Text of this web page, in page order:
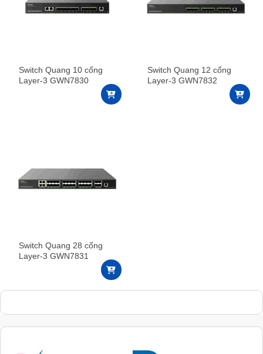
Switch Quang 10 cổng
Layer-3 GWN7830
Switch Quang 12 cổng
Layer-3 GWN7832
Switch Quang 28 cổng
Layer-3 GWN7831